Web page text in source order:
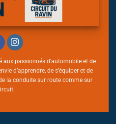
aux passionnés d’automobile et de
d’apprendre, de s’équiper et de
la conduite sur route comme sur